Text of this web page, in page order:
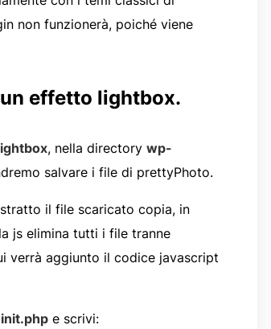
non funzionerà, poiché viene
effetto lightbox.
, nella directory wp-
salvare i file di prettyPhoto.
il file scaricato copia, in
js elimina tutti i file tranne
verrà aggiunto il codice javascript
init.php e scrivi: